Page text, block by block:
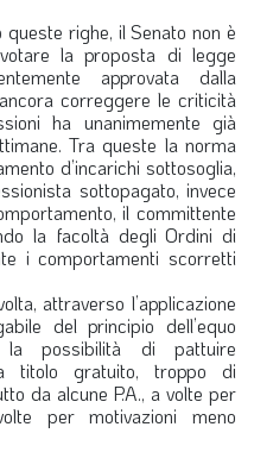
queste righe, il Senato non è
la proposta di legge
approvata dalla
correggere le criticità
ha unanimemente già
Tra queste la norma
d’incarichi sottosoglia,
sottopagato, invece
il committente
la facoltà degli Ordini di
i comportamenti scorretti
attraverso l’applicazione
del principio dell’equo
la possibilità di pattuire
titolo gratuito, troppo di
da alcune P.A., a volte per
per motivazioni meno